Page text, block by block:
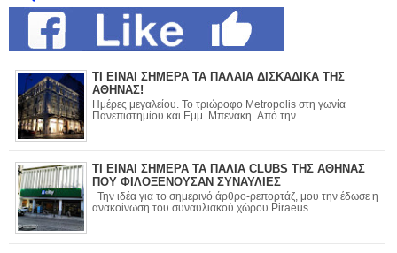
ΤΙ ΕΙΝΑΙ ΣΗΜΕΡΑ ΤΑ ΠΑΛΑΙΑ ΔΙΣΚΑΔΙΚΑ ΤΗΣ
ΑΘΗΝΑΣ!
Ημέρες μεγαλείου. Το τριώροφο Metropolis στη γωνία
Πανεπιστημίου και Εμμ. Μπενάκη. Από την ...
ΤΙ ΕΙΝΑΙ ΣΗΜΕΡΑ ΤΑ ΠΑΛΙΑ CLUBS ΤΗΣ ΑΘΗΝΑΣ
ΠΟΥ ΦΙΛΟΞΕΝΟΥΣΑΝ ΣΥΝΑΥΛΙΕΣ
Την ιδέα για το σημερινό άρθρο-ρεπορτάζ, μου την έδωσε η
ανακοίνωση του συναυλιακού χώρου Piraeus ...